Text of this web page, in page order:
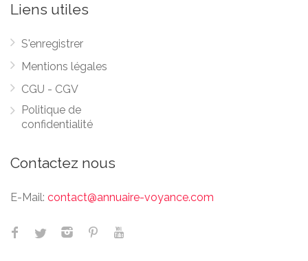
Liens utiles
S'enregistrer
Mentions légales
CGU - CGV
Politique de
confidentialité
Contactez nous
E-Mail: contact@annuaire-voyance.com